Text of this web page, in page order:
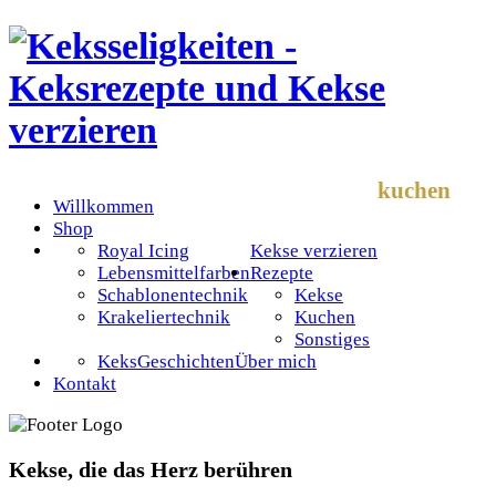
Willkommen
Shop
Kekse verzieren
Royal Icing
Lebensmittelfarben
Schablonentechnik
Krakeliertechnik
Rezepte
Kekse
Kuchen
Sonstiges
Über mich
KeksGeschichten
Kontakt
kuchen
Kekse, die das Herz berühren